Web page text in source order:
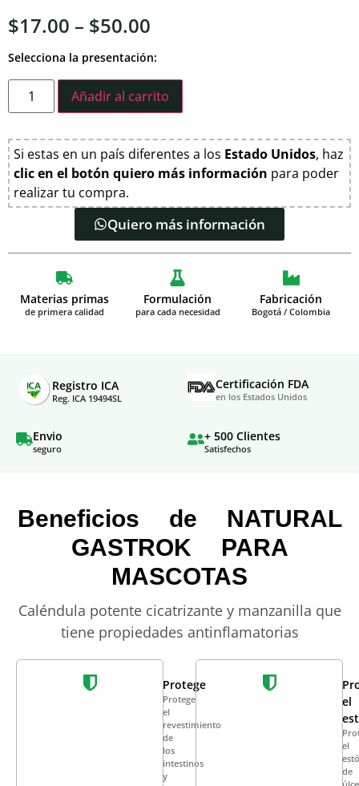
$17.00 – $50.00
Selecciona la presentación:
Añadir al carrito
Si estas en un país diferentes a los Estado Unidos, haz
clic en el botón quiero más información para poder
realizar tu compra.
Quiero más información
Materias primas
de primera calidad
Formulación
para cada necesidad
Fabricación
Bogotá / Colombia
Registro ICA
Reg. ICA 19494SL
Certificación FDA
en los Estados Unidos
Envio
seguro
+ 500 Clientes
Satisfechos
Beneficios de NATURAL
GASTROK PARA
MASCOTAS
Caléndula potente cicatrizante y manzanilla que
tiene propiedades antinflamatorias
Protege
Protege
el
revestimiento
de
los
intestinos
y
el
el
de